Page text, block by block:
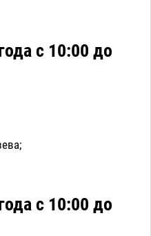
с 10:00 до
с 10:00 до